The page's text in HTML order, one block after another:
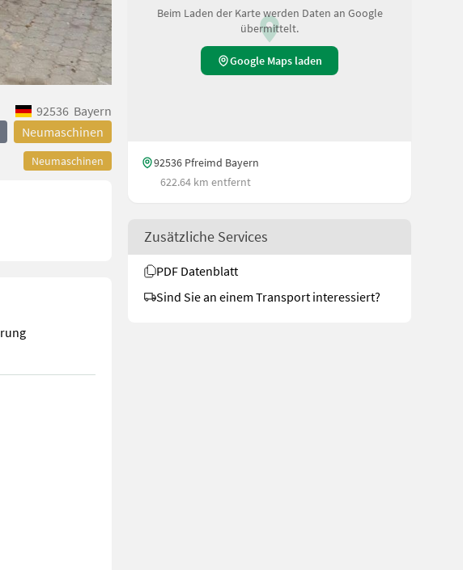
92536 Bayern
Neumaschinen
Neumaschinen
Beim Laden der Karte werden Daten an Google
übermittelt.
Google Maps laden
92536 Pfreimd Bayern
622.64 km entfernt
Zusätzliche Services
PDF Datenblatt
Sind Sie an einem Transport interessiert?